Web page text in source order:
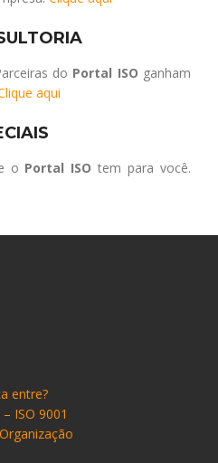
do Portal ISO ganham
aqui
o Portal ISO tem para você.
entre?
ISO 9001